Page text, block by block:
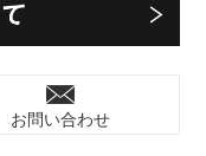
お問い合わせ